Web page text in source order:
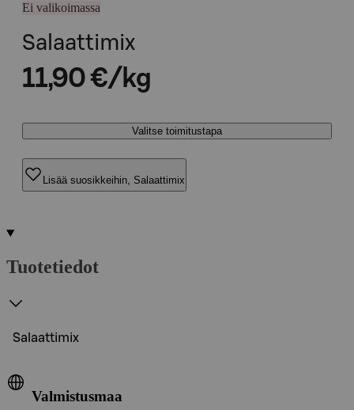
Ei valikoimassa
Salaattimix
11,90 €/kg
Valitse toimitustapa
Lisää suosikkeihin, Salaattimix
Tuotetiedot
Salaattimix
Valmistusmaa